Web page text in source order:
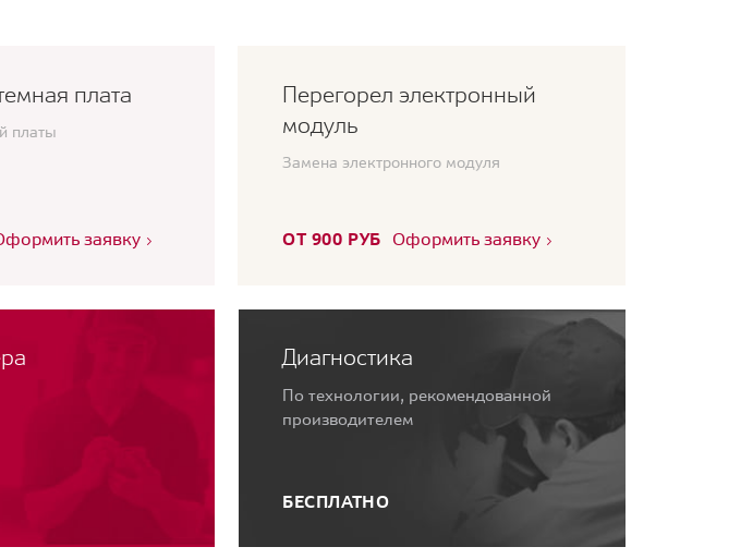
плата
платы
заявку
Перегорел электронный
модуль
Замена электронного модуля
ОТ 900 РУБ Оформить заявку
Диагностика
По технологии, рекомендованной
производителем
БЕСПЛАТНО